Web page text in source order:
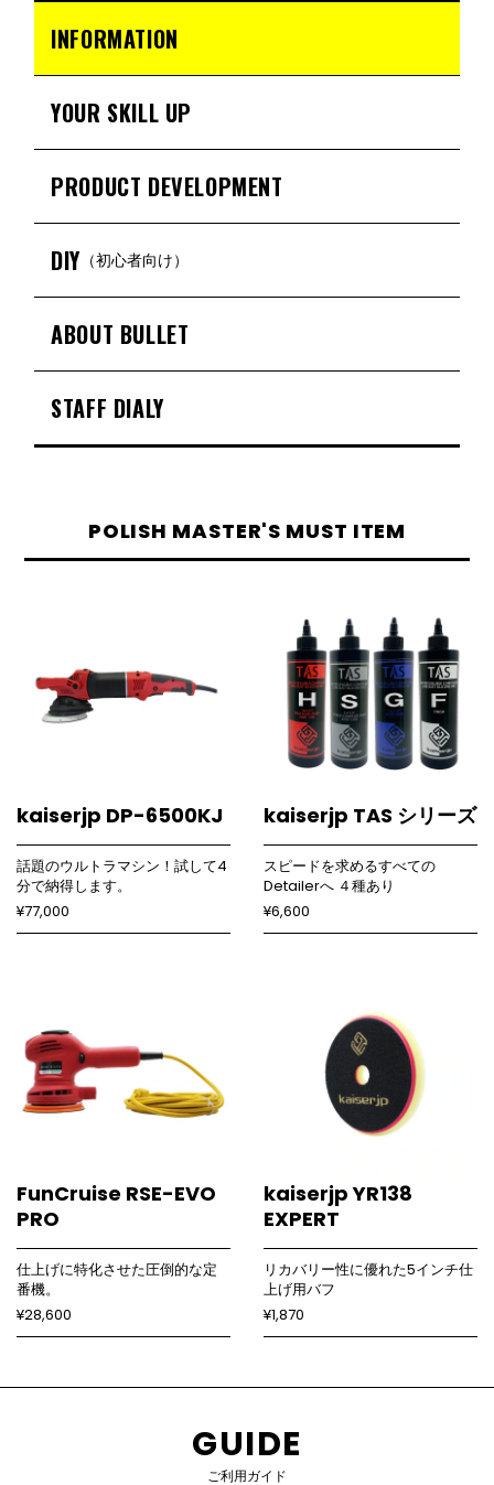
INFORMATION
YOUR SKILL UP
PRODUCT DEVELOPMENT
DIY （初心者向け）
ABOUT BULLET
STAFF DIALY
POLISH MASTER'S MUST ITEM
kaiserjp DP-6500KJ
話題のウルトラマシン！試して4
分で納得します。
¥77,000
kaiserjp TAS シリーズ
スピードを求めるすべての
Detailerへ ４種あり
¥6,600
FunCruise RSE-EVO
PRO
仕上げに特化させた圧倒的な定
番機。
¥28,600
kaiserjp YR138
EXPERT
リカバリー性に優れた5インチ仕
上げ用バフ
¥1,870
GUIDE
ご利用ガイド